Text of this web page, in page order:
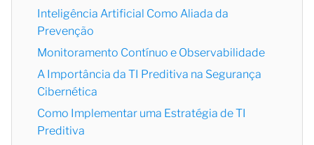
Inteligência Artificial Como Aliada da
Prevenção
Monitoramento Contínuo e Observabilidade
A Importância da TI Preditiva na Segurança
Cibernética
Como Implementar uma Estratégia de TI
Preditiva